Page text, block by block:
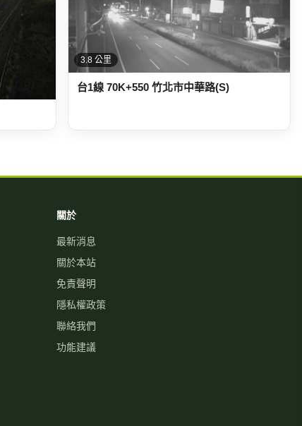
3.8 公里
台1線 70K+550 竹北市中華路(S)
關於
最新消息
關於本站
免責聲明
隱私權政策
聯絡我們
功能建議